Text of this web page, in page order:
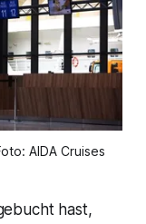
AIDA Cruises
hast,